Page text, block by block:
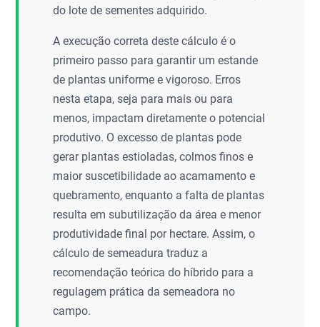
do lote de sementes adquirido.
A execução correta deste cálculo é o
primeiro passo para garantir um estande
de plantas uniforme e vigoroso. Erros
nesta etapa, seja para mais ou para
menos, impactam diretamente o potencial
produtivo. O excesso de plantas pode
gerar plantas estioladas, colmos finos e
maior suscetibilidade ao acamamento e
quebramento, enquanto a falta de plantas
resulta em subutilização da área e menor
produtividade final por hectare. Assim, o
cálculo de semeadura traduz a
recomendação teórica do híbrido para a
regulagem prática da semeadora no
campo.